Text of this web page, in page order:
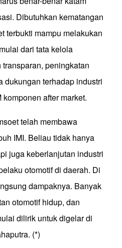
Dibutuhkan kematangan
terbukti mampu melakukan
dari tata kelola
peningkatan
dukungan terhadap industri
after market.
telah membawa
IMI. Beliau tidak hanya
juga keberlanjutan industri
otomotif di daerah. Di
dampaknya. Banyak
otomotif hidup, dan
dilirik untuk digelar di
(*)